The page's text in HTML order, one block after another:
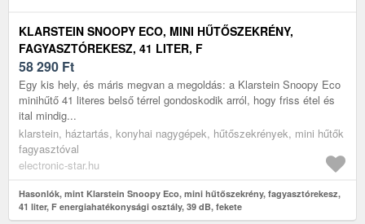
KLARSTEIN SNOOPY ECO, MINI HŰTŐSZEKRÉNY,
FAGYASZTÓREKESZ, 41 LITER, F
ENERGIAHATÉKONYSÁGI OSZTÁLY, 39 DB, FEKETE
58 290 Ft
Egy kis hely, és máris megvan a megoldás: a Klarstein Snoopy Eco
minihűtő 41 literes belső térrel gondoskodik arról, hogy friss étel és
ital mindig...
klarstein, háztartás, konyhai nagygépek, hűtőszekrények, mini hűtők
fagyasztóval
electronic-star.hu
Hasonlók, mint Klarstein Snoopy Eco, mini hűtőszekrény, fagyasztórekesz,
41 liter, F energiahatékonysági osztály, 39 dB, fekete